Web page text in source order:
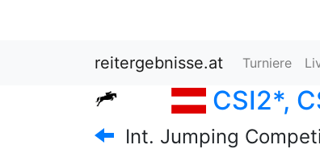
reitergebnisse.at Turniere
CSI2*,
Int. Jumping